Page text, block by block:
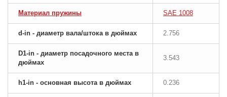
Материал пружины SAE 1008
d-in - диаметр вала/штока в дюймах 2.756
D1-in - диаметр посадочного места в
дюймах
3.543
h1-in - основная высота в дюймах 0.236